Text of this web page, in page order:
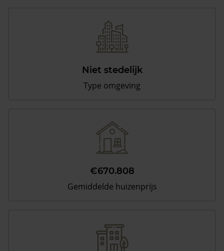
Niet stedelijk
Type omgeving
€670.808
Gemiddelde huizenprijs